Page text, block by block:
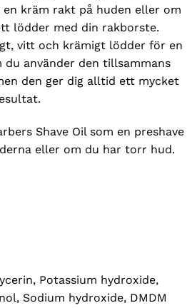
en kräm rakt på huden eller om
lödder med din rakborste.
vitt och krämigt lödder för en
använder den tillsammans
den ger dig alltid ett mycket
Shave Oil som en preshave
eller om du har torr hud.
Potassium hydroxide,
Sodium hydroxide, DMDM